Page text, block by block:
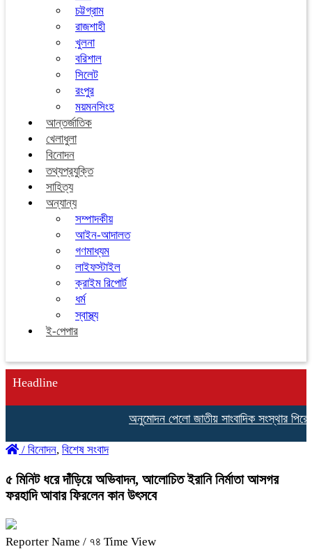
চট্টগ্রাম
রাজশাহী
খুলনা
বরিশাল
সিলেট
রংপুর
ময়মনসিংহ
আন্তর্জাতিক
খেলাধুলা
বিনোদন
তথ্যপ্রযুক্তি
সাহিত্য
অন্যান্য
সম্পাদকীয়
আইন-আদালত
গণমাধ্যম
লাইফস্টাইল
ক্রাইম রিপোর্ট
ধর্ম
স্বাস্থ্য
ই-পেপার
Headline
অনুমোদন পেলো জাতীয় সাংবাদিক সংস্থার পিরোজপুর
/ বিনোদন, বিশেষ সংবাদ
৫ মিনিট ধরে দাঁড়িয়ে অভিবাদন, আলোচিত ইরানি নির্মাতা আসগর
ফরহাদি আবার ফিরলেন কান উৎসবে
Reporter Name / ৭৪ Time View